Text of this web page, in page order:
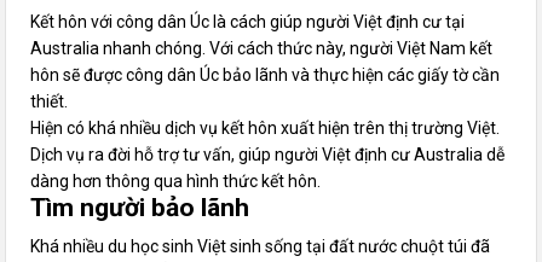
Kết hôn với công dân Úc là cách giúp người Việt định cư tại
Australia nhanh chóng. Với cách thức này, người Việt Nam kết
hôn sẽ được công dân Úc bảo lãnh và thực hiện các giấy tờ cần
thiết.
Hiện có khá nhiều dịch vụ kết hôn xuất hiện trên thị trường Việt.
Dịch vụ ra đời hỗ trợ tư vấn, giúp người Việt định cư Australia dễ
dàng hơn thông qua hình thức kết hôn.
Tìm người bảo lãnh
Khá nhiều du học sinh Việt sinh sống tại đất nước chuột túi đã